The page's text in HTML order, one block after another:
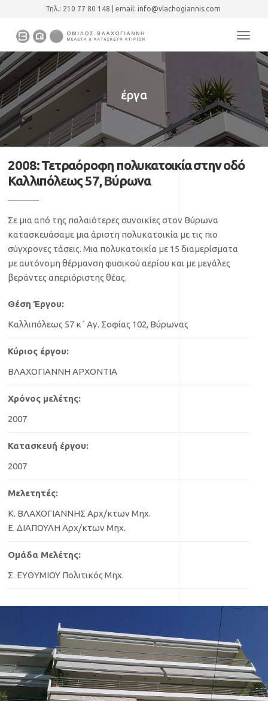
Τηλ.: 210 77 80 148 | email: info@vlachogiannis.com
έργα
2008: Τετραόροφη πολυκατοικία στην οδό
Καλλιπόλεως 57, Βύρωνα
Σε μια από της παλαιότερες συνοικίες στον Βύρωνα
κατασκευάσαμε μια άριστη πολυκατοικία με τις πιο
σύγχρονες τάσεις. Μια πολυκατοικία με 15 διαμερίσματα
με αυτόνομη θέρμανση φυσικού αερίου και με μεγάλες
βεράντες απεριόριστης θέας.
Θέση Έργου:
Καλλιπόλεως 57 κ΄ Αγ. Σοφίας 102, Βύρωνας
Κύριος έργου:
ΒΛΑΧΟΓΙΑΝΝΗ ΑΡΧΟΝΤΙΑ
Χρόνος μελέτης:
2007
Κατασκευή έργου:
2007
Μελετητές:
Κ. ΒΛΑΧΟΓΙΑΝΝΗΣ Αρχ/κτων Μηχ.
Ε. ΔΙΑΠΟΥΛΗ Αρχ/κτων Μηχ.
Ομάδα Μελέτης:
Σ. ΕΥΘΥΜΙΟΥ Πολιτικός Μηχ.